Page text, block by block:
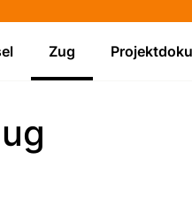
Zug (Aktiv)